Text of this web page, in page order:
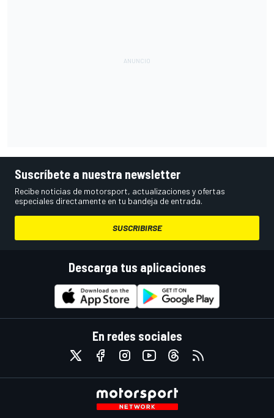
Suscríbete a nuestra newsletter
Recibe noticias de motorsport, actualizaciones y ofertas
especiales directamente en tu bandeja de entrada.
SUSCRIBIRSE
Descarga tus aplicaciones
En redes sociales